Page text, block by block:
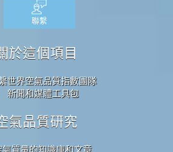
聯繫
於這個項目
世界空氣品質指數團隊
新聞和媒體工具包
氣品質研究
氣質量的知識庫和文章